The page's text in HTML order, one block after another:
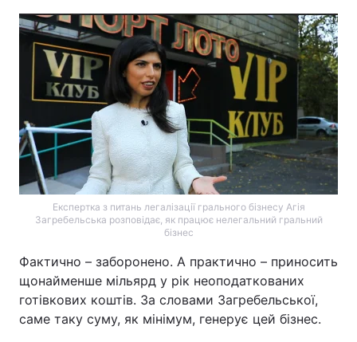
Експертка з питань легалізації грального бізнесу Агія
Загребельська розповідає, як працює нелегальний гральний
бізнес
Фактично – заборонено. А практично – приносить
щонайменше мільярд у рік неоподаткованих
готівкових коштів. За словами Загребельської,
саме таку суму, як мінімум, генерує цей бізнес.